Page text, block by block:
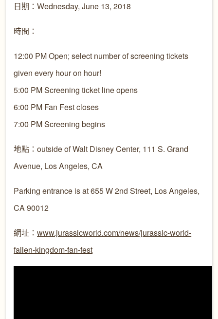
日期：Wednesday, June 13, 2018
時間：
12:00 PM Open; select number of screening tickets
given every hour on hour!
5:00 PM Screening ticket line opens
6:00 PM Fan Fest closes
7:00 PM Screening begins
地點：outside of Walt Disney Center, 111 S. Grand
Avenue, Los Angeles, CA
Parking entrance is at 655 W 2nd Street, Los Angeles,
CA 90012
網址：www.jurassicworld.com/news/jurassic-world-
fallen-kingdom-fan-fest